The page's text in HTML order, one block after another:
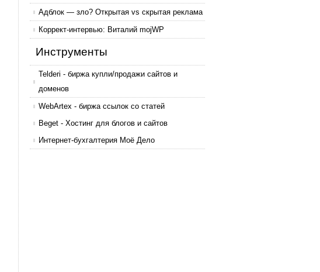
Адблок — зло? Открытая vs скрытая реклама
Коррект-интервью: Виталий mojWP
Инструменты
Telderi - биржа купли/продажи сайтов и
доменов
WebArtex - биржа ссылок со статей
Beget - Хостинг для блогов и сайтов
Интернет-бухгалтерия Моё Дело